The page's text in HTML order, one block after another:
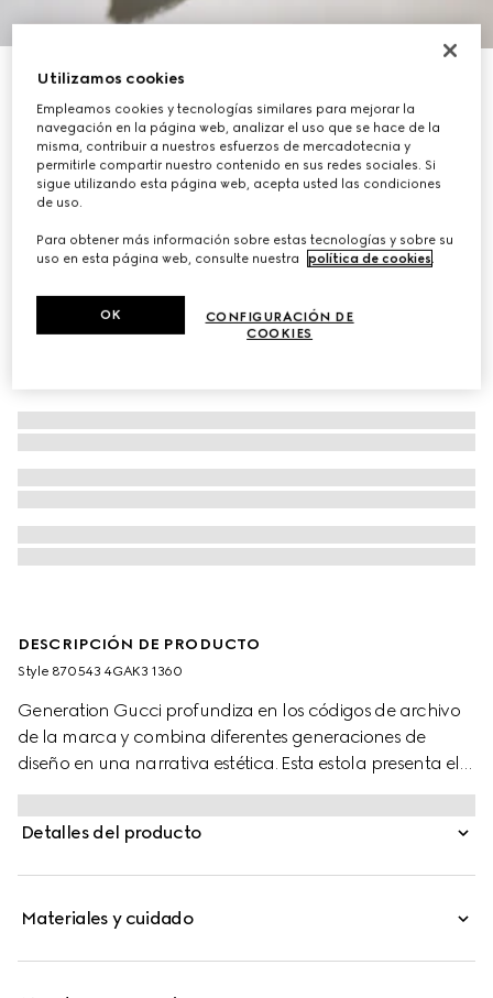
Estola de jacquard de seda y lana con GG
€ 520
Variacionesblanco
DESCRIPCIÓN DE PRODUCTO
Style ‎870543 4GAK3 1360
Generation Gucci profundiza en los códigos de archivo
de la marca y combina diferentes generaciones de
diseño en una narrativa estética. Esta estola presenta el
motivo GG en toda su superficie sobre jacquard de lana
y seda.
Detalles del producto
Materiales y cuidado
Utilizamos cookies
Empleamos cookies y tecnologías similares para mejorar la
navegación en la página web, analizar el uso que se hace de la
misma, contribuir a nuestros esfuerzos de mercadotecnia y
permitirle compartir nuestro contenido en sus redes sociales. Si
sigue utilizando esta página web, acepta usted las condiciones
de uso.
Para obtener más información sobre estas tecnologías y sobre su
uso en esta página web, consulte nuestra
política de cookies
CONFIGURACIÓN DE
COOKIES
OK